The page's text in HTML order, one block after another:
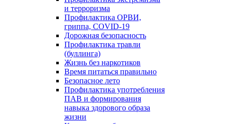
и терроризма
Профилактика ОРВИ,
гриппа, COVID-19
Дорожная безопасность
Профилактика травли
(буллинга)
Жизнь без наркотиков
Время питаться правильно
Безопасное лето
Профилактика употребления
ПАВ и формирования
навыка здорового образа
жизни